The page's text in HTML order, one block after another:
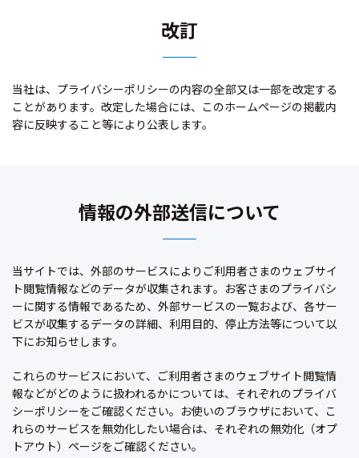
改訂
当社は、プライバシーポリシーの内容の全部又は一部を改定する
ことがあります。改定した場合には、このホームページの掲載内
容に反映すること等により公表します。
情報の外部送信について
当サイトでは、外部のサービスによりご利用者さまのウェブサイ
ト閲覧情報などのデータが収集されます。お客さまのプライバシ
ーに関する情報であるため、外部サービスの一覧および、各サー
ビスが収集するデータの詳細、利用目的、停止方法等について以
下にお知らせします。
これらのサービスにおいて、ご利用者さまのウェブサイト閲覧情
報などがどのように扱われるかについては、それぞれのプライバ
シーポリシーをご確認ください。お使いのブラウザにおいて、こ
れらのサービスを無効化したい場合は、それぞれの無効化（オプ
トアウト）ページをご確認ください。